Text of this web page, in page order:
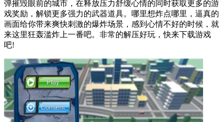
弹摧毁眼前的城市，在释放压力舒缓心情的同时获取更多的游
戏奖励，解锁更多强力的武器道具。哪里想炸点哪里，逼真的
画面给你带来爽快刺激的爆炸场景，感到心情不好的时候，就
来这里狂轰滥炸上一番吧。非常的解压好玩，快来下载游戏
吧!